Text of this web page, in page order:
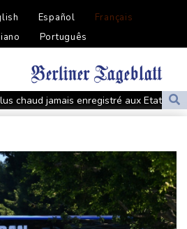
Español
Français
Português
chaud jamais enregistré aux Etats-
de parc d'attractions Dragon Ball à
fait au moins 18 morts dans l'ouest